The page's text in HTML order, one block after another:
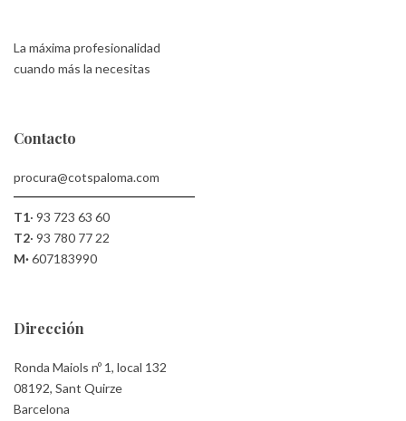
La máxima profesionalidad
cuando más la necesitas
Contacto
procura@cotspaloma.com
T1· 93 723 63 60
T2· 93 780 77 22
M·607183990
Dirección
Ronda Maiols nº 1, local 132
08192, Sant Quirze
Barcelona